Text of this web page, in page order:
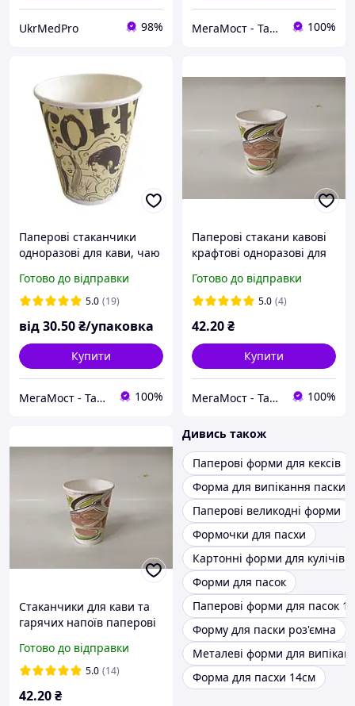
UkrMedPro 98% МегаМост - Тара і Упаковка 100%
Паперові стаканчики
одноразові для кави, чаю
шт
Готово до відправки
5.0 (19)
від30.50₴/упаковка
Купити
МегаМост - Тара і Упаковка 100%
Паперові стакани кавові
крафтові одноразові для
шт / одноразовий посуд
Готово до відправки
5.0 (4)
42.20₴
Купити
МегаМост - Тара і Упаковка 100%
Стаканчики для кави та
гарячих напоїв паперові
мл 50 шт / одноразовий
посуд
Готово до відправки
5.0 (14)
42.20₴
Дивись також
Паперові форми для кексів
Форма для випікання паски
Паперові великодні форми
Формочки для пасхи
Картонні форми для кулічів
Форми для пасок
Паперові форми для пасок
Форму для паски роз'ємна
Металеві форми для
Форма для пасхи 14см